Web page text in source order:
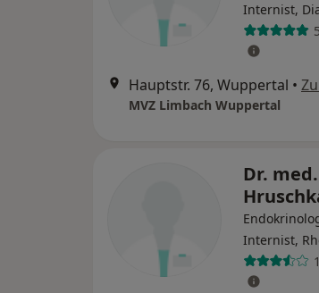
Internist,
Hauptstr. 76, Wuppertal •
MVZ Limbach Wuppertal
Dr.
Internist,